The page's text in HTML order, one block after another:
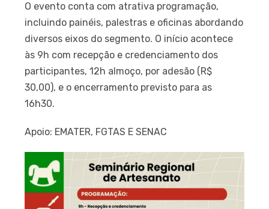
O evento conta com atrativa programação,
incluindo painéis, palestras e oficinas abordando
diversos eixos do segmento. O início acontece
às 9h com recepção e credenciamento dos
participantes, 12h almoço, por adesão (R$
30,00), e o encerramento previsto para as
16h30.
Apoio: EMATER, FGTAS E SENAC